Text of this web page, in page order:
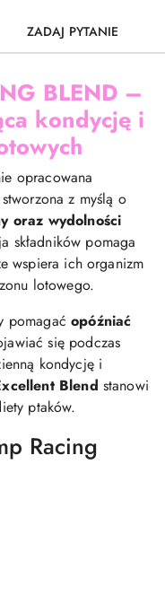
ZADAJ PYTANIE
BLEND –
kondycję i
opracowana
z myślą o
oraz wydolności
składników pomaga
wspiera ich organizm
lotowego.
pomagaćopóźniać
się podczas
kondycję i
Blend stanowi
ptaków.
Racing